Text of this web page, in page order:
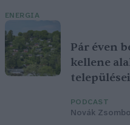
ENERGIA
Pár éven
kellene
PODCAST
Novák